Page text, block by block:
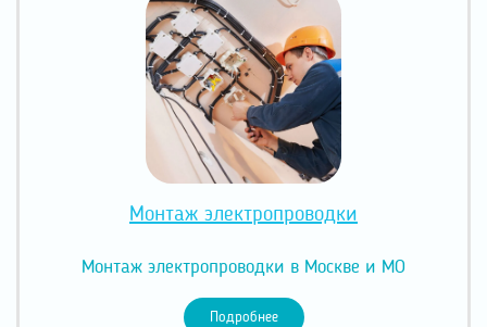
Монтаж электропроводки
Монтаж электропроводки в Москве и МО
Подробнее